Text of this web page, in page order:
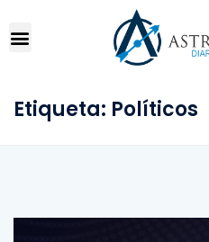
Etiqueta: Políticos